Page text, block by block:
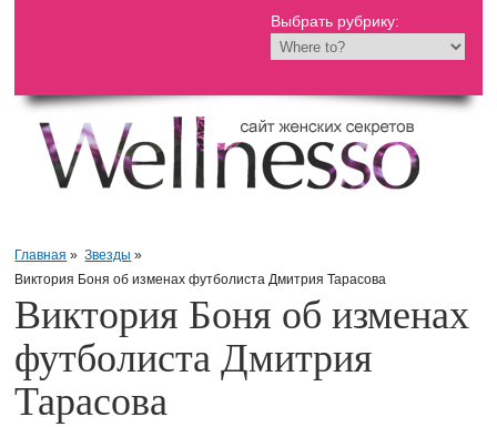
Выбрать рубрику:
Главная » Звезды »
Виктория Боня об изменах футболиста Дмитрия Тарасова
Виктория Боня об изменах
футболиста Дмитрия
Тарасова